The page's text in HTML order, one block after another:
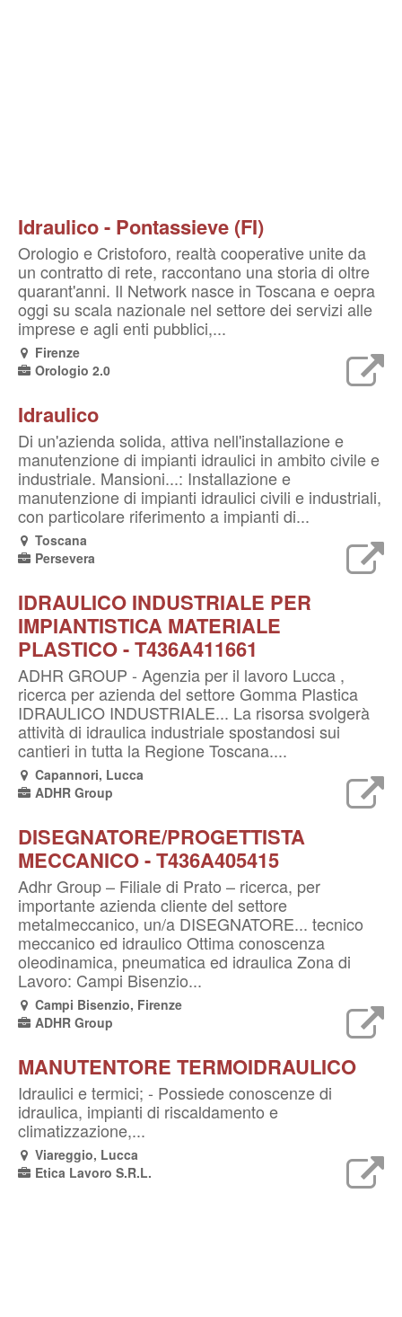
Idraulico - Pontassieve (FI)
Orologio e Cristoforo, realtà cooperative unite da
un contratto di rete, raccontano una storia di oltre
quarant'anni. Il Network nasce in Toscana e oepra
oggi su scala nazionale nel settore dei servizi alle
imprese e agli enti pubblici,...
Firenze
Orologio 2.0
Idraulico
Di un'azienda solida, attiva nell'installazione e
manutenzione di impianti idraulici in ambito civile e
industriale. Mansioni...: Installazione e
manutenzione di impianti idraulici civili e industriali,
con particolare riferimento a impianti di...
Toscana
Persevera
IDRAULICO INDUSTRIALE PER
IMPIANTISTICA MATERIALE
PLASTICO - T436A411661
ADHR GROUP - Agenzia per il lavoro Lucca ,
ricerca per azienda del settore Gomma Plastica
IDRAULICO INDUSTRIALE... La risorsa svolgerà
attività di idraulica industriale spostandosi sui
cantieri in tutta la Regione Toscana....
Capannori, Lucca
ADHR Group
DISEGNATORE/PROGETTISTA
MECCANICO - T436A405415
Adhr Group – Filiale di Prato – ricerca, per
importante azienda cliente del settore
metalmeccanico, un/a DISEGNATORE... tecnico
meccanico ed idraulico Ottima conoscenza
oleodinamica, pneumatica ed idraulica Zona di
Lavoro: Campi Bisenzio...
Campi Bisenzio, Firenze
ADHR Group
MANUTENTORE TERMOIDRAULICO
Idraulici e termici; - Possiede conoscenze di
idraulica, impianti di riscaldamento e
climatizzazione,...
Viareggio, Lucca
Etica Lavoro S.R.L.